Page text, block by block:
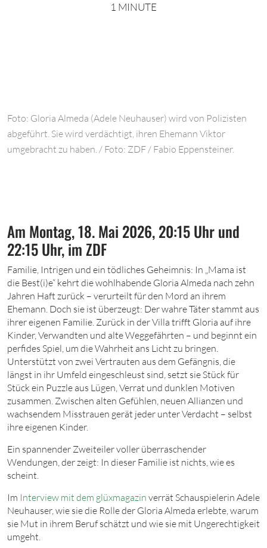
1 MINUTE
Foto: Gloria Almeda (Adele Neuhauser) wird von Polizisten
abgeführt. Sie wird verdächtigt, ihren Ehemann Viktor
umgebracht zu haben. / Foto: ZDF / Fabio Eppensteiner.
Am Montag, 18. Mai 2026, 20:15 Uhr und
22:15 Uhr, im ZDF
Familie, Intrigen und ein tödliches Geheimnis: In „Mama ist
die Best(i)e“ kehrt die wohlhabende Gloria Almeda nach zehn
Jahren Haft zurück – verurteilt für den Mord an ihrem
Ehemann. Doch sie ist überzeugt: Der wahre Täter stammt aus
ihrer eigenen Familie. Zurück in der Villa trifft Gloria auf ihre
Kinder, Verwandten und alte Weggefährten – und beginnt ein
perfides Spiel, um die Wahrheit ans Licht zu bringen.
Unterstützt von zwei Vertrauten aus dem Gefängnis, die
längst in ihr Umfeld eingeschleust sind, setzt sie Stück für
Stück ein Puzzle aus Lügen, Verrat und dunklen Motiven
zusammen. Zwischen alten Gefühlen, neuen Allianzen und
wachsendem Misstrauen gerät jeder unter Verdacht – selbst
ihre eigenen Kinder.
Ein spannender Zweiteiler voller überraschender
Wendungen, der zeigt: In dieser Familie ist nichts, wie es
scheint.
Im Interview mit dem glüxmagazin verrät Schauspielerin Adele
Neuhauser, wie sie die Rolle der Gloria Almeda erlebte, warum
sie Mut in ihrem Beruf schätzt und wie sie mit Ungerechtigkeit
umgeht.